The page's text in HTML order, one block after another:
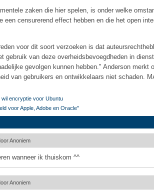
zaken die hier spelen, is onder welke
een censurerend effect hebben en die het open
voor dit soort verzoeken is dat
gebruik van deze overheidsbevoegdheden in
gevolgen kunnen hebben." Anderson merkt
van gebruikers en ontwikkelaars niet schaden.
encryptie voor Ubuntu
voor Apple, Adobe en Oracle"
Anoniem
wanneer ik thuiskom ^^
Anoniem